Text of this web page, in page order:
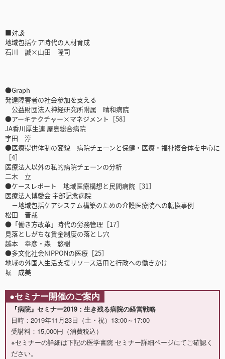
■対談
地域包括ケア時代の人材育成
石川 誠×山田 隆司
●Graph
発達障害者の社会参加を支える
公益財団法人神経研究所附属 晴和病院
●アーキテクチャー×マネジメント［58］
JA香川厚生連 屋島総合病院
宇田 淳
●医療提供体制の変貌 病院チェーンと保健・医療・福祉複合体を中心に
［4］
医療法人以外の私的病院チェーンの分析
二木 立
●ケースレポート 地域医療構想と民間病院［31］
医療法人博愛会 宇部記念病院
－地域包括ケアシステム構築のための介護医療院への転換事例
松田 晋哉
●「働き方改革」時代の労務管理［17］
見落としがちな賃金制度の落とし穴
越本 幸彦・森 悠樹
●多文化社会NIPPONの医療［25］
地域の外国人生活支援リソース活用と行政への働きかけ
堀 成美
●セミナー開催のご案内
『病院』セミナー2019：生き残る病院の経営戦略
日時：2019年11月23日（土・祝）13:00～17:00
受講料：15,000円（消費税込）
※セミナーの詳細は下記の医学書院 セミナー詳細ページにてご確認く
ださい。